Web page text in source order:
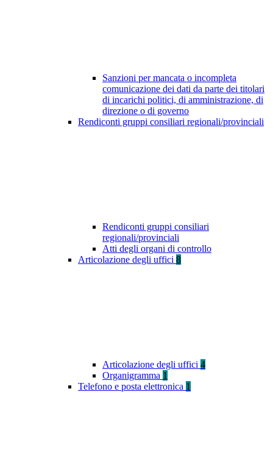
Sanzioni per mancata o incompleta
comunicazione dei dati da parte dei titolari
di incarichi politici, di amministrazione, di
direzione o di governo
Rendiconti gruppi consiliari regionali/provinciali
Rendiconti gruppi consiliari
regionali/provinciali
Atti degli organi di controllo
Articolazione degli uffici 8
Articolazione degli uffici 4
Organigramma 1
Telefono e posta elettronica 1